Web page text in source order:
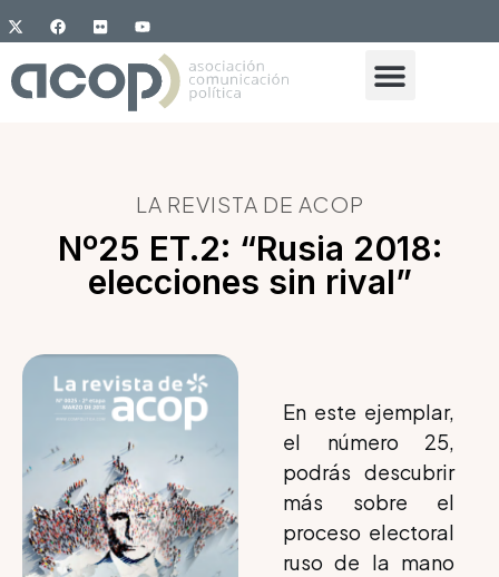
LA REVISTA DE ACOP
Nº25 ET.2: “Rusia 2018:
elecciones sin rival”
En este ejemplar,
el número 25,
podrás descubrir
más sobre el
proceso electoral
ruso de la mano